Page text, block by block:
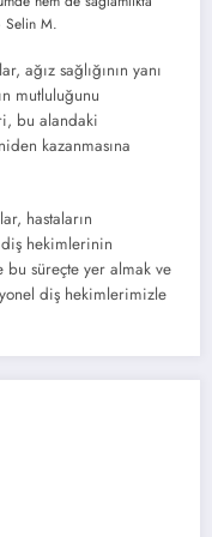
Selin M.
ağız sağlığının yanı
mutluluğunu
bu alandaki
kazanmasına
hastaların
hekimlerinin
süreçte yer almak ve
diş hekimlerimizle